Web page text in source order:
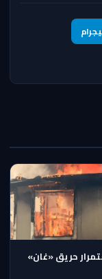
حريق «غان»